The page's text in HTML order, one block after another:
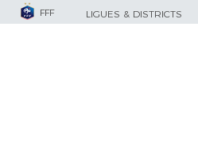
FFF LIGUES & DISTRICTS